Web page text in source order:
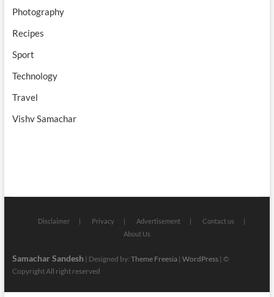
Photography
Recipes
Sport
Technology
Travel
Vishv Samachar
Disclaimer Privacy Advertisement
Contact us
About Us
Samachar Sandesh | Designed by: Theme Freesia| WordPress| ©
Copyright All right reserved